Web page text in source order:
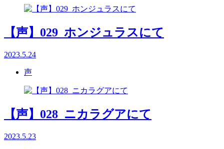
【声】029_ホンジュラスにて
2023.5.24
声
【声】028_ニカラグアにて
2023.5.23